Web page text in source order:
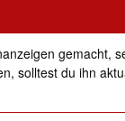
gemacht,
solltest du ihn